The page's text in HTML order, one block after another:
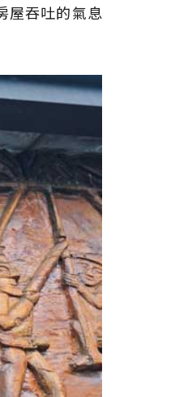
屋吞吐的氣息